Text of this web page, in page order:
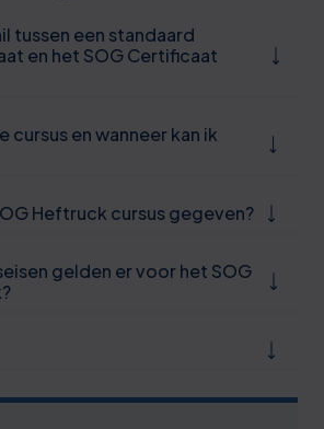
tussen een standaard
en het SOG Certificaat
cursus en wanneer kan ik
Heftruck cursus gegeven?
gelden er voor het SOG